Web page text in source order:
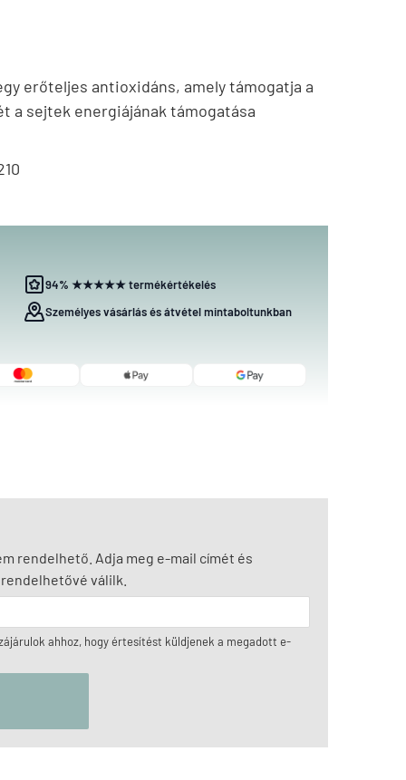
erőteljes antioxidáns, amely támogatja a
a sejtek energiájának támogatása
94% ★★★★★ termékértékelés
Személyes vásárlás és átvétel mintaboltunkban
rendelhető. Adja meg e-mail címét és
válilk.
ahhoz, hogy értesítést küldjenek a megadott e-